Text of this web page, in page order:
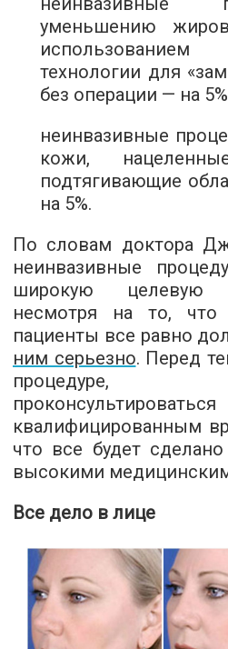
уменьшению
технологии для
без операции — на
неинвазивные
кожи,
подтягивающие
на 5%.
По словам доктора
неинвазивные
широкую целевую
несмотря на то, что
пациенты все равно
ним серьезно. Перед
процедуре,
квалифицированным
что все будет
высокими
Все дело в лице